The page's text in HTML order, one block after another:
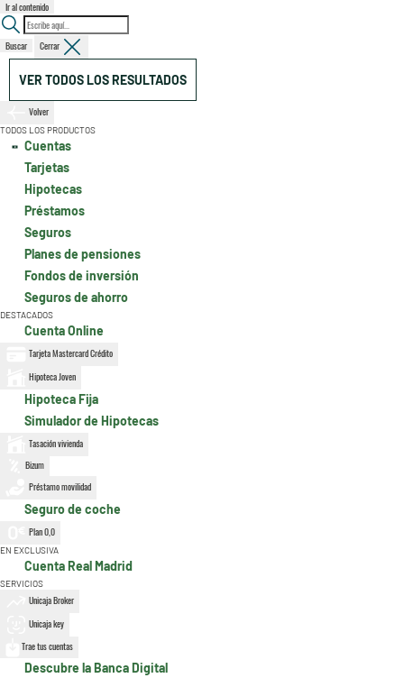
Ir al contenido
Buscar Cerrar
VER TODOS LOS RESULTADOS
Volver
TODOS LOS PRODUCTOS
Cuentas
Tarjetas
Hipotecas
Préstamos
Seguros
Planes de pensiones
Fondos de inversión
Seguros de ahorro
DESTACADOS
Cuenta Online
Tarjeta Mastercard Crédito
Hipoteca Joven
Hipoteca Fija
Simulador de Hipotecas
Tasación vivienda
Bizum
Préstamo movilidad
Seguro de coche
Plan 0,0
EN EXCLUSIVA
Cuenta Real Madrid
SERVICIOS
Unicaja Broker
Unicaja key
Trae tus cuentas
Descubre la Banca Digital